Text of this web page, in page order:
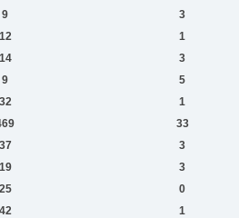
9
3
12
1
14
3
9
5
32
1
33
37
3
19
3
25
0
42
1